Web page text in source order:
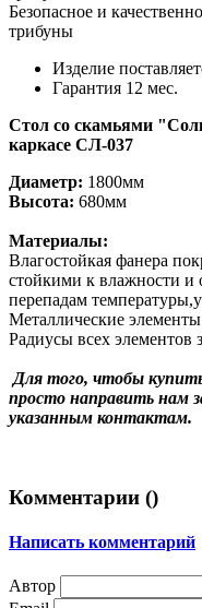
Безопасное и
трибуны
Изделие
Гарантия 12 мес.
Стол со скамьями
каркасе СЛ-037
Диаметр: 1800мм
Высота: 680мм
Материалы:
Влагостойкая фанера
стойкими к влажности
перепадам
Металлические
Радиусы всех элементов
Для того, чтобы
просто направить нам
указанным контактам.
Комментарии ()
Написать комментарий
Автор